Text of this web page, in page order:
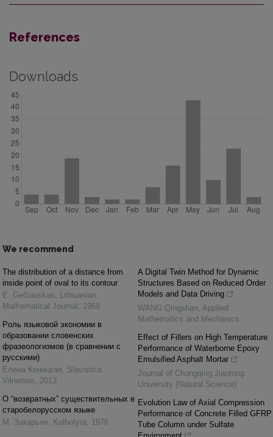
References
Downloads
We recommend
The distribution of a distance from
inside point of oval to its contour
E. Gečiauskas, Lithuanian
Mathematical Journal , 1968
Pоль языковой экономии в
образовании словенских
фразеологизмов (в сравнении с
русскими)
Елена Коницкая, Slavistica
Vilnensis, 2013
О “возвратных” существительных в
старобелорусском языке
М. Закарьян, Kalbotyra, 1976
A Digital Twin Method for Dynamic
Structures Based on Reduced Order
Models and Data Driving
WANG Qingshan, Applied
Mathematics and Mechanics
Effect of Fillers on High Temperature
Performance of Waterborne Epoxy
Emulsified Asphalt Mortar
Journal of Chongqing Jiaotong
University (Natural Science)
Evolution Law of Axial Compression
Performance of Concrete Filled GFRP
Tube Column under Sulfate